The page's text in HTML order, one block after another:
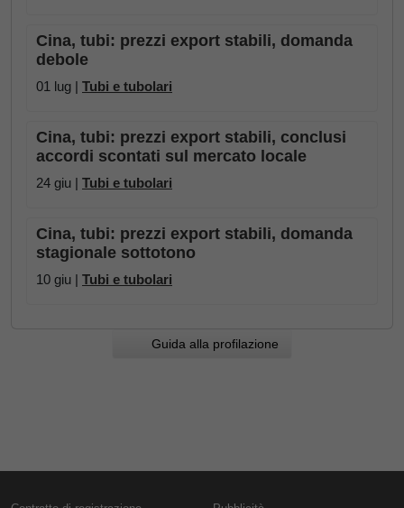
Cina, tubi: prezzi export stabili, domanda
debole
01 lug | Tubi e tubolari
Cina, tubi: prezzi export stabili, conclusi
accordi scontati sul mercato locale
24 giu | Tubi e tubolari
Cina, tubi: prezzi export stabili, domanda
stagionale sottotono
10 giu | Tubi e tubolari
Guida alla profilazione